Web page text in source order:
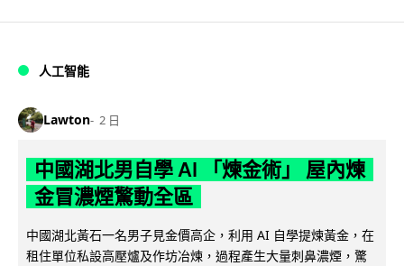
人工智能
Lawton 2 日
中國湖北男自學 AI 「煉金術」 屋內煉
金冒濃煙驚動全區
中國湖北黃石一名男子見金價高企，利用 AI 自學提煉黃金，在
租住單位私設高壓爐及作坊冶煉，過程產生大量刺鼻濃煙，驚